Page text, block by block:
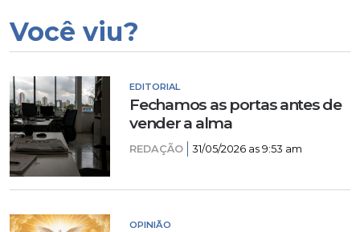
Você viu?
EDITORIAL
Fechamos as portas antes de
vender a alma
REDAÇÃO 31/05/2026 as 9:53 am
OPINIÃO